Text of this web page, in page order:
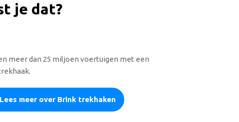
je dat?
meer dan 25 miljoen voertuigen met een
Lees meer over Brink trekhaken